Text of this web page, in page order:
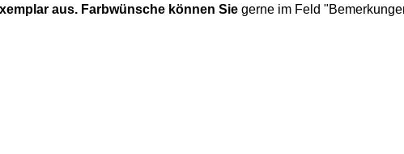
aus. Farbwünsche können Sie gerne im Feld